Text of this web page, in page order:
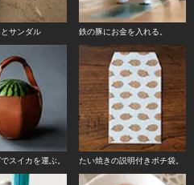
サンダル 鉄の豚にお金を入れる。
スイカを運ぶ。 たい焼きの説明付きポチ袋。